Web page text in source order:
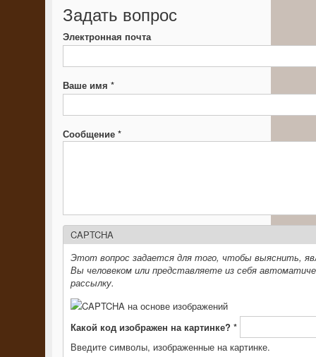
Задать вопрос
Электронная почта
Ваше имя *
Сообщение *
CAPTCHA
Этот вопрос задается для того, чтобы выяснить,
Вы человеком или представляете из себя
рассылку.
Какой код изображен на картинке? *
Введите символы, изображенные на картинке.